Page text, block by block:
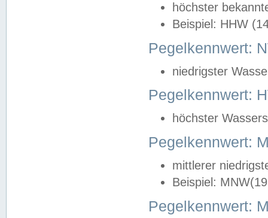
höchster
Beispiel: HHW
Pegelkennwert:
niedrigster
Pegelkennwert:
höchster
Pegelkennwert:
mittlerer
Beispiel:
Pegelkennwert: